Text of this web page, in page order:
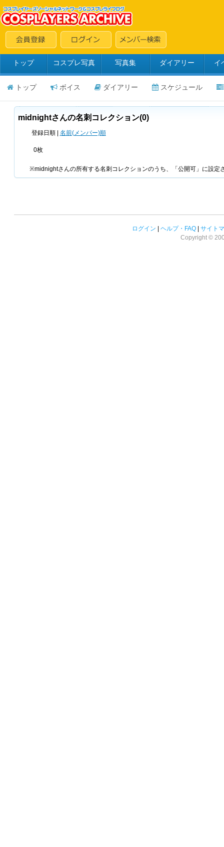
トップ コスプレ写真 写真集 ダイアリー イ
トップ ボイス ダイアリー スケジュール
midnightさんの名刺コレクション(0)
登録日順 | 名前(メンバー)順
0枚
※midnightさんの所有する名刺コレクションのうち、「公開可」に設定
ログイン ヘルプ・FAQ
サイト
Copyright ©